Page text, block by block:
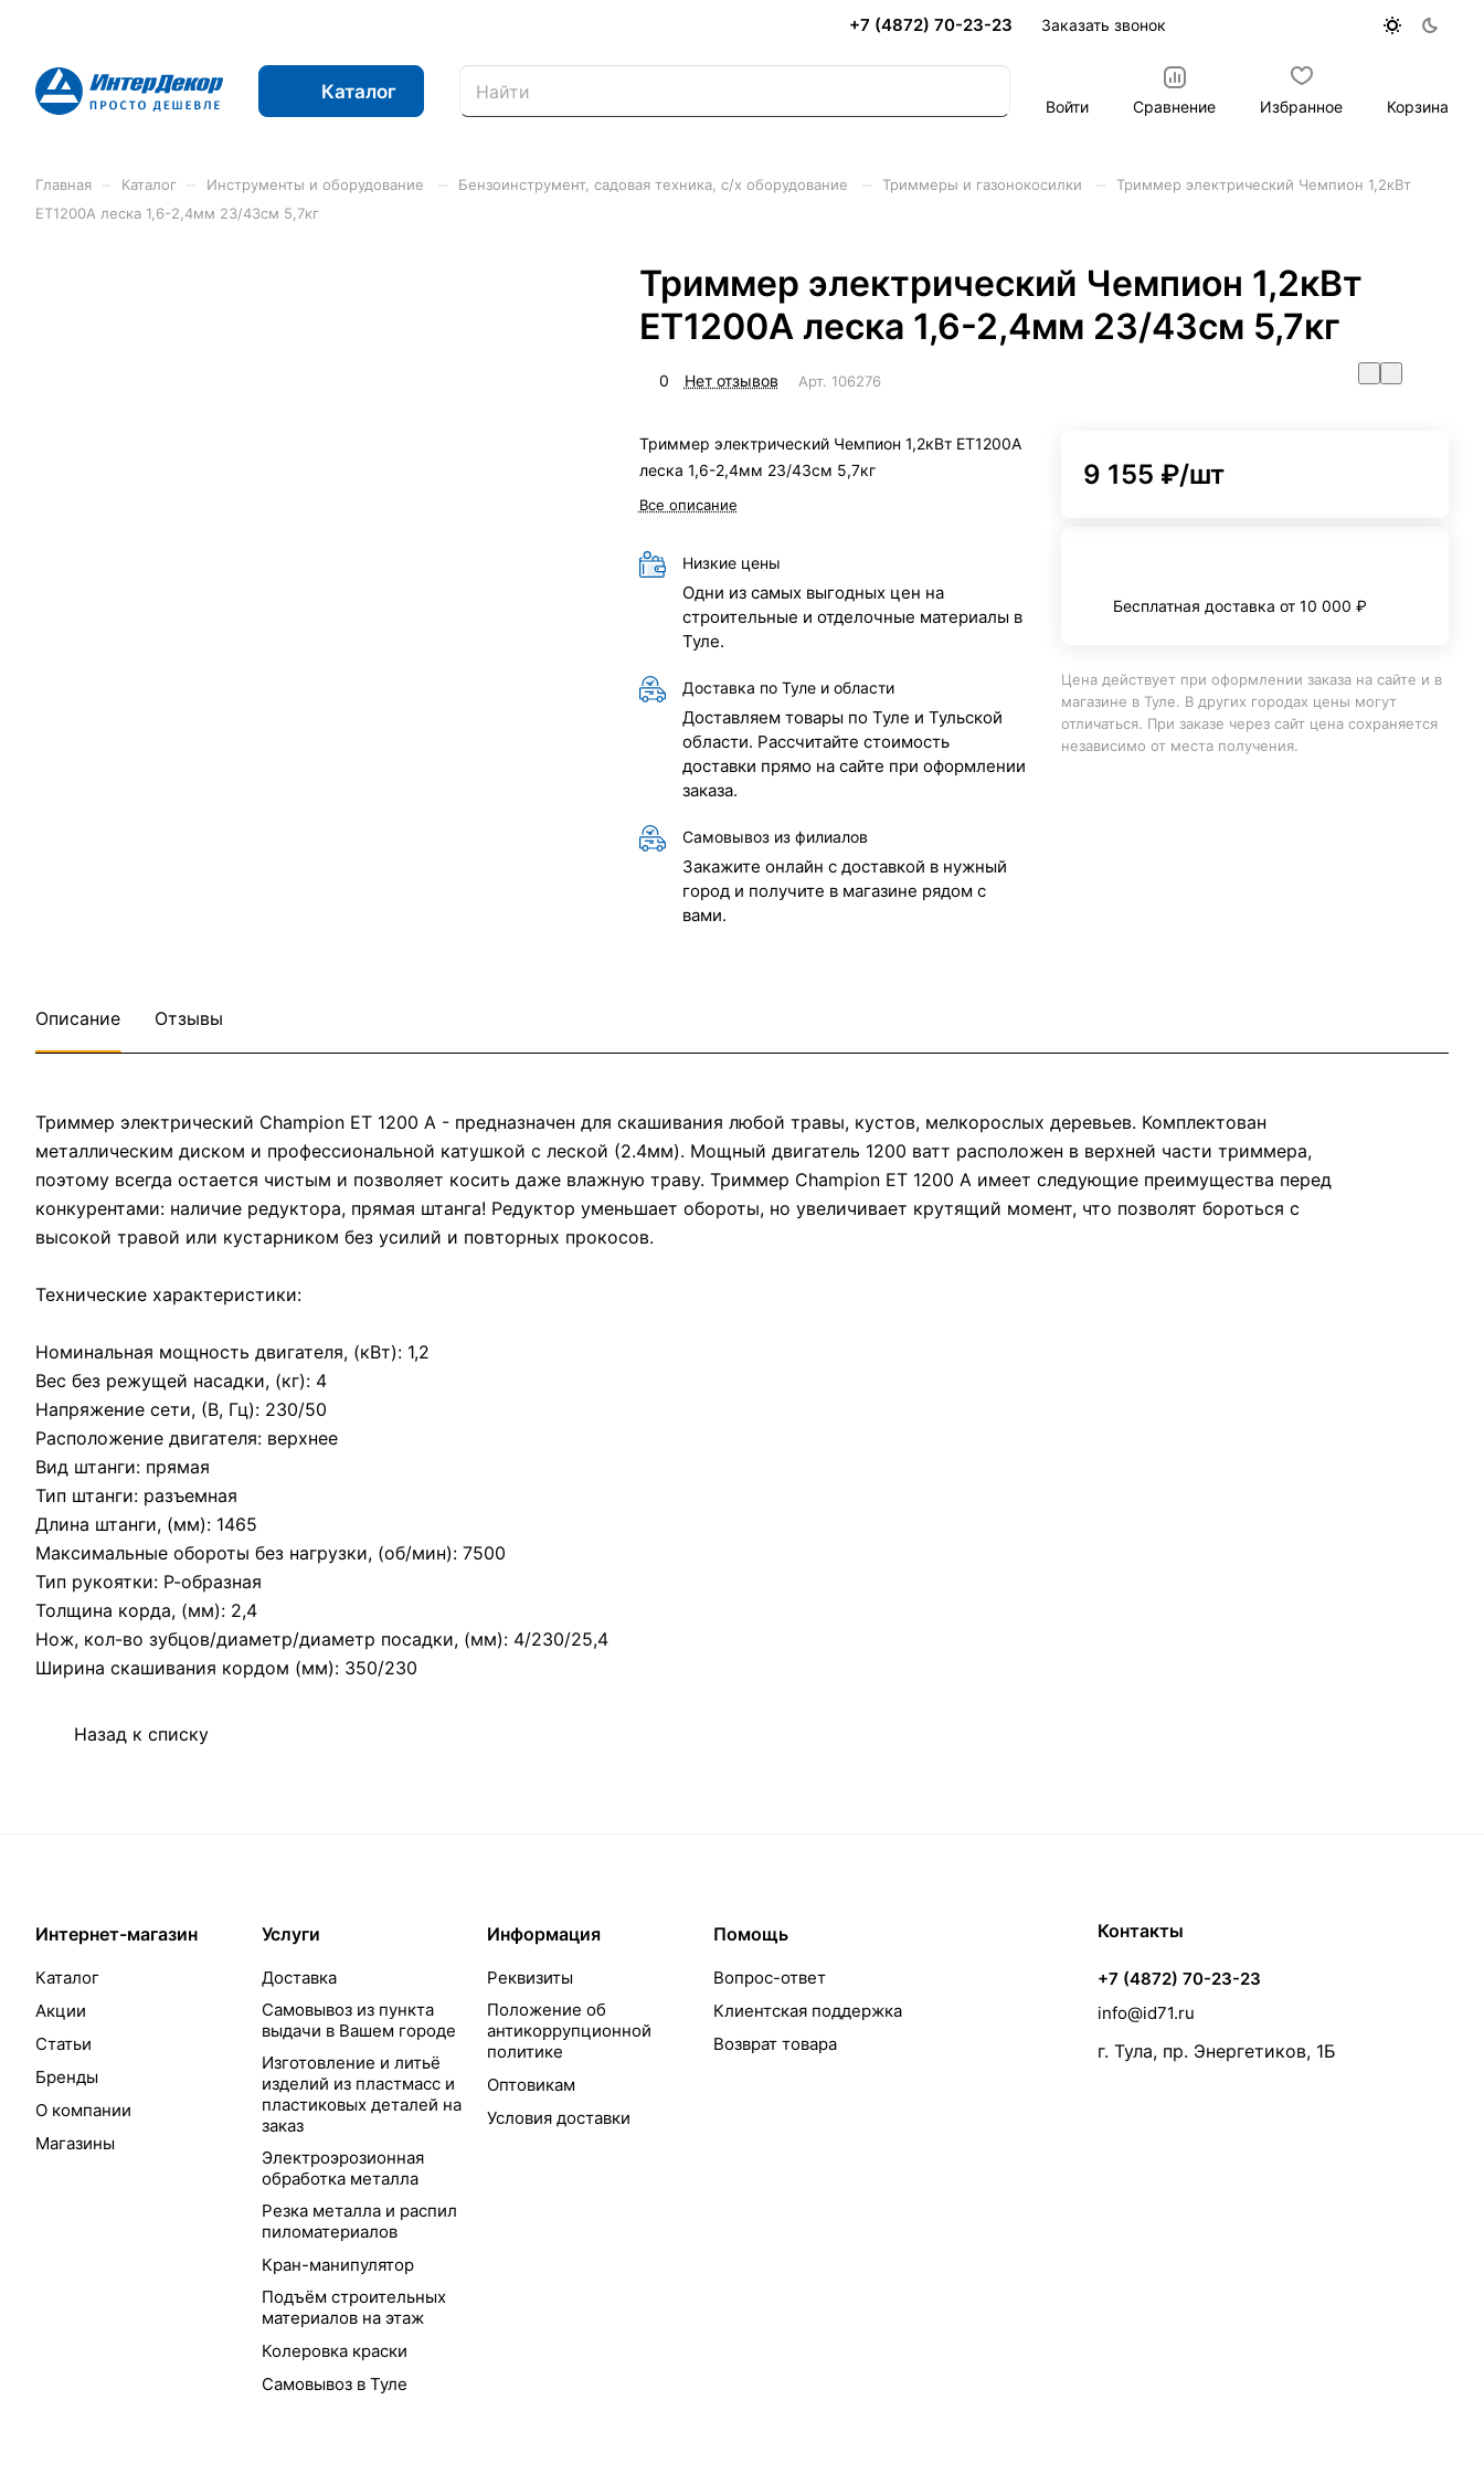
+7 (4872) 70-23-23 Заказать звонок
Каталог
Войти Сравнение Избранное Корзина
Главная Каталог Инструменты и оборудование Бензоинструмент, садовая техника, с/х оборудование Триммеры и газонокосилки
Триммер электрический Чемпион 1,2кВт
ЕТ1200А леска 1,6-2,4мм 23/43см 5,7кг
Триммер электрический Чемпион 1,2кВт
ЕТ1200А леска 1,6-2,4мм 23/43см 5,7кг
0 Нет отзывов Арт. 106276
Триммер электрический Чемпион 1,2кВт ЕТ1200А
леска 1,6-2,4мм 23/43см 5,7кг
Все описание
Низкие цены
Одни из самых выгодных цен на
строительные и отделочные материалы в
Туле.
Доставка по Туле и области
Доставляем товары по Туле и Тульской
области. Рассчитайте стоимость
доставки прямо на сайте при оформлении
заказа.
Самовывоз из филиалов
Закажите онлайн с доставкой в нужный
город и получите в магазине рядом с
вами.
9 155 ₽/шт
Бесплатная доставка от 10 000 ₽
Цена действует при оформлении заказа на сайте и в
магазине в Туле. В других городах цены могут
отличаться. При заказе через сайт цена сохраняется
независимо от места получения.
Описание Отзывы
Триммер электрический Champion ET 1200 A - предназначен для скашивания любой травы, кустов, мелкорослых деревьев. Комплектован
металлическим диском и профессиональной катушкой с леской (2.4мм). Мощный двигатель 1200 ватт расположен в верхней части триммера,
поэтому всегда остается чистым и позволяет косить даже влажную траву. Триммер Champion ET 1200 A имеет следующие преимущества перед
конкурентами: наличие редуктора, прямая штанга! Редуктор уменьшает обороты, но увеличивает крутящий момент, что позволят бороться с
высокой травой или кустарником без усилий и повторных прокосов.
Технические характеристики:
Номинальная мощность двигателя, (кВт): 1,2
Вес без режущей насадки, (кг): 4
Напряжение сети, (В, Гц): 230/50
Расположение двигателя: верхнее
Вид штанги: прямая
Тип штанги: разъемная
Длина штанги, (мм): 1465
Максимальные обороты без нагрузки, (об/мин): 7500
Тип рукоятки: Р-образная
Толщина корда, (мм): 2,4
Нож, кол-во зубцов/диаметр/диаметр посадки, (мм): 4/230/25,4
Ширина cкашивания кордом (мм): 350/230
Назад к списку
Интернет-магазин
Каталог
Акции
Статьи
Бренды
О компании
Магазины
Услуги
Доставка
Самовывоз из пункта
выдачи в Вашем городе
Изготовление и литьё
изделий из пластмасс и
пластиковых деталей на
заказ
Электроэрозионная
обработка металла
Резка металла и распил
пиломатериалов
Кран-манипулятор
Подъём строительных
материалов на этаж
Колеровка краски
Самовывоз в Туле
Информация
Реквизиты
Положение об
антикоррупционной
политике
Оптовикам
Условия доставки
Помощь
Вопрос-ответ
Клиентская поддержка
Возврат товара
Контакты
+7 (4872) 70-23-23
info@id71.ru
г. Тула, пр. Энергетиков, 1Б